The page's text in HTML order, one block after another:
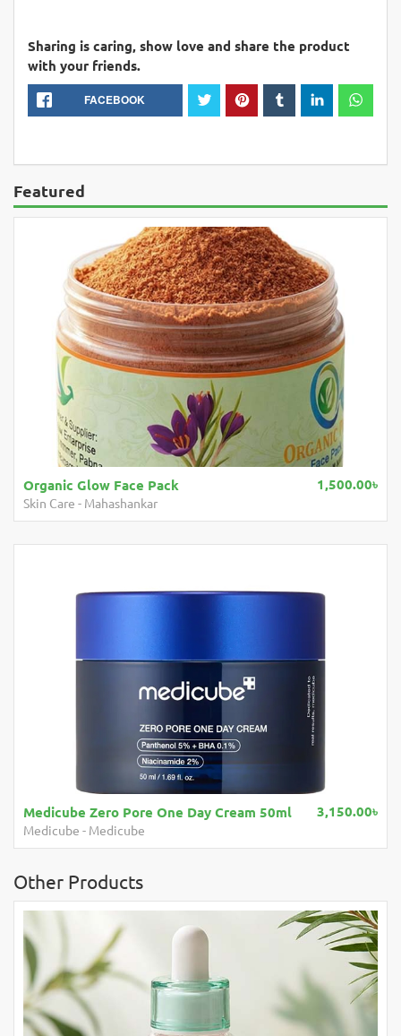
Sharing is caring, show love and share the product
with your friends.
FACEBOOK
Featured
1,500.00৳
3,150.00৳
Mahashankar Hair Oil 200 ML
Hair Care- Mahashankar
SandalWood Radiant Soap
Body Care-
Other Products